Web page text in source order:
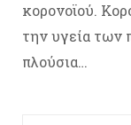
κορονοϊού.
την υγεία των
πλούσια…